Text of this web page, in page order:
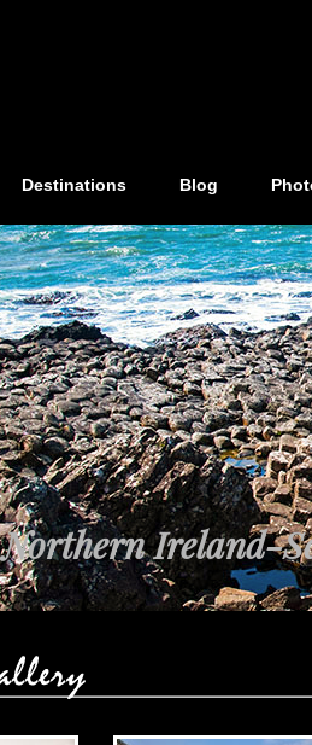
Destinations Blog
Northern Ireland-